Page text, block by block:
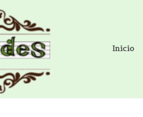
Inicio
Armonica TCM HH-001 Cromado